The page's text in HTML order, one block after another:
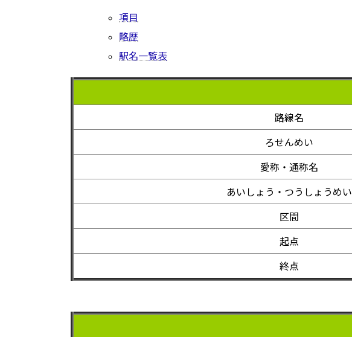
項目
略歴
駅名一覧表
路線名
ろせんめい
愛称・通称名
あいしょう・つうしょうめい
区間
起点
終点